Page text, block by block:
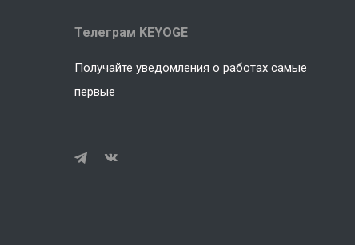
Телеграм KEYOGE
Получайте уведомления о работах самые
первые